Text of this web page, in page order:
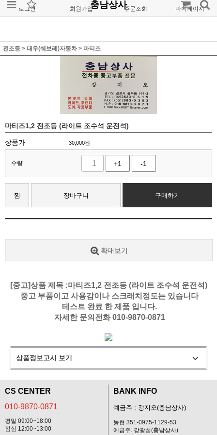
로그인 회원가입 주문조회 마이페이지
충남상사
전조등 > 대우(쉐보레)자동차> 마티즈
마티즈1,2 전조등 (라이트 조수석 운전석)
상품가 30,000원
수량 +1 -1
찜 장바구니 구매하기
확대보기
[중고]상품 제목 :마티즈1,2 전조등 (라이트 조수석 운전석)
중고 부품이고 사용감이나 스크래치정도는 있습니다
테스트 완료 한 제품 입니다.
자세한 문의전화 010-9870-0871
상품정보고시 보기
CS CENTER
010-9870-0871
평일 09:00~18:00
점심 12:00~13:00
BANK INFO
예금주 : 강지오(충남상사)
농협 351-0975-1129-53
예금주: 강광섭(충남상사)